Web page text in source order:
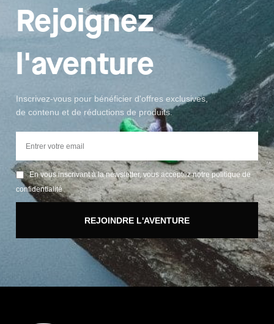
Rejoignez
l'aventure
Inscrivez-vous pour bénéficier d'offres exclusives,
de contenu et de réductions de produits.
En vous inscrivant à la newsletter, vous acceptez notre politique de
confidentialité
REJOINDRE L'AVENTURE